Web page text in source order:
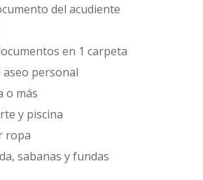
del acudiente
en 1 carpeta
personal
o más
y piscina
ropa
sabanas y fundas